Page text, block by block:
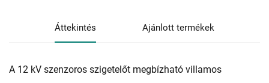
Áttekintés Ajánlott termékek
A 12 kV szenzoros szigetelőt megbízható villamos